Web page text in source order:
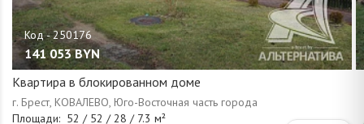
141 053 BYN
Квартира в блокированном доме